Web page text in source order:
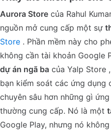
Aurora Store của Rahul
nguồn mở cung cấp một sự
Store . Phần mềm này cho
không cần tài khoản Google
dự án ngã ba của Yalp Store
bạn kiểm soát các ứng dụng
chuyên sâu hơn những gì
thường cung cấp. Nó là một
Google Play, nhưng nó